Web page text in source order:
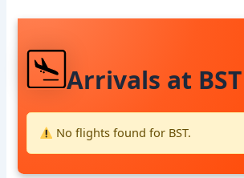
Arrivals at BST
No flights found for BST.